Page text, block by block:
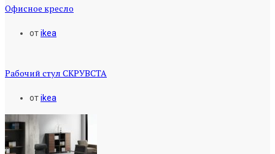
Офисное кресло
отikea
Рабочий стул СКРУВСТА
отikea